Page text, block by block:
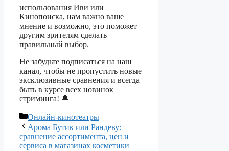
использования Иви или
Кинопоиска, нам важно ваше
мнение и возможно, это поможет
другим зрителям сделать
правильный выбор.
Не забудьте подписаться на наш
канал, чтобы не пропустить новые
эксклюзивные сравнения и всегда
быть в курсе всех новинок
стриминга! 🔔
Рубрики
Онлайн-кинотеатры
Арома Бутик или Рандеву:
сравнение ассортимента, цен и
сервиса в магазинах косметики